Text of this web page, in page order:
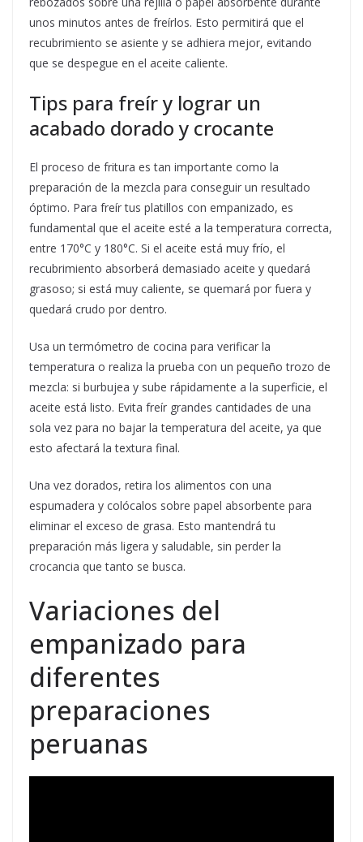
unos minutos antes de freírlos. Esto permitirá que el
recubrimiento se asiente y se adhiera mejor, evitando
que se despegue en el aceite caliente.
Tips para freír y lograr un
acabado dorado y crocante
El proceso de fritura es tan importante como la
preparación de la mezcla para conseguir un resultado
óptimo. Para freír tus platillos con empanizado, es
fundamental que el aceite esté a la temperatura correcta,
entre 170°C y 180°C. Si el aceite está muy frío, el
recubrimiento absorberá demasiado aceite y quedará
grasoso; si está muy caliente, se quemará por fuera y
quedará crudo por dentro.
Usa un termómetro de cocina para verificar la
temperatura o realiza la prueba con un pequeño trozo de
mezcla: si burbujea y sube rápidamente a la superficie, el
aceite está listo. Evita freír grandes cantidades de una
sola vez para no bajar la temperatura del aceite, ya que
esto afectará la textura final.
Una vez dorados, retira los alimentos con una
espumadera y colócalos sobre papel absorbente para
eliminar el exceso de grasa. Esto mantendrá tu
preparación más ligera y saludable, sin perder la
crocancia que tanto se busca.
Variaciones del
empanizado para
diferentes
preparaciones
peruanas